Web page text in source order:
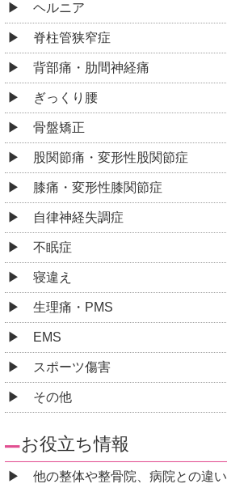
ヘルニア
脊柱管狭窄症
背部痛・肋間神経痛
ぎっくり腰
骨盤矯正
股関節痛・変形性股関節症
膝痛・変形性膝関節症
自律神経失調症
不眠症
寝違え
生理痛・PMS
EMS
スポーツ傷害
その他
お役立ち情報
他の整体や整骨院、病院との違い